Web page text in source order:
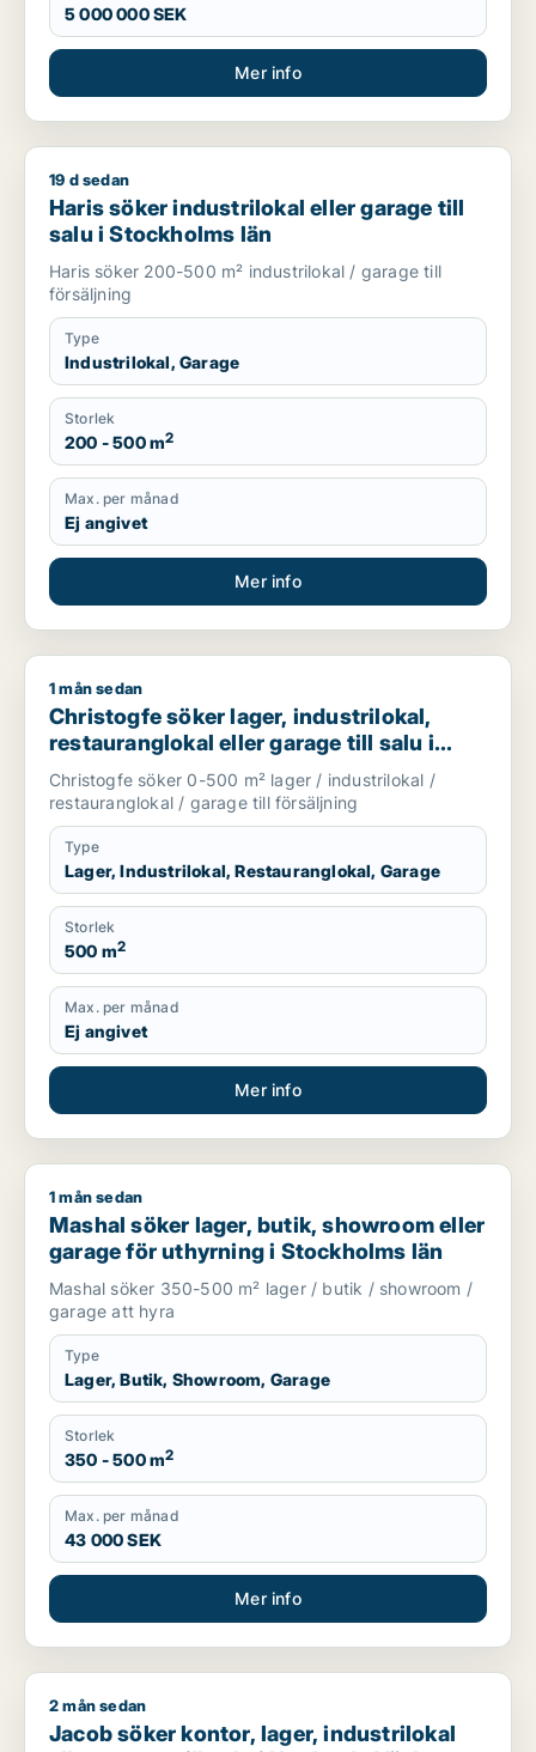
5 000 000 SEK
Mer info
Haris söker industrilokal eller garage till salu i Stockholms län
19 d sedan
Haris söker industrilokal eller garage till
salu i Stockholms län
Haris söker 200-500 m² industrilokal / garage till
försäljning
Type
Industrilokal, Garage
Storlek
200 - 500 m2
Max. per månad
Ej angivet
Mer info
Christogfe söker lager, industrilokal, restauranglokal eller
1 mån sedan
Christogfe söker lager, industrilokal,
restauranglokal eller garage till salu i
Nykvarn, Stockholm Innerstad eller
Kungsholmen m.fl.
Christogfe söker 0-500 m² lager / industrilokal /
restauranglokal / garage till försäljning
Type
Lager, Industrilokal, Restauranglokal, Garage
Storlek
500 m2
Max. per månad
Ej angivet
Mer info
Mashal söker lager, butik, showroom eller garage för
1 mån sedan
Mashal söker lager, butik, showroom eller
garage för uthyrning i Stockholms län
Mashal söker 350-500 m² lager / butik / showroom /
garage att hyra
Type
Lager, Butik, Showroom, Garage
Storlek
350 - 500 m2
Max. per månad
43 000 SEK
Mer info
Jacob söker kontor, lager, industrilokal eller garage till salu
2 mån sedan
Jacob söker kontor, lager, industrilokal